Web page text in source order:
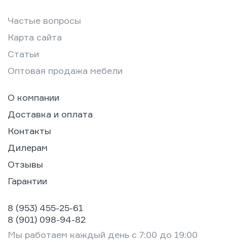
Частые вопросы
Карта сайта
Статьи
Оптовая продажа мебели
О компании
Доставка и оплата
Контакты
Дилерам
Отзывы
Гарантии
8 (953) 455-25-61
8 (901) 098-94-82
Мы работаем каждый день с 7:00 до 19:00